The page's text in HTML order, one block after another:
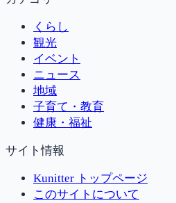
くらし
観光
イベント
ニュース
地域
子育て・教育
健康・福祉
サイト情報
Kunitter トップページ
このサイトについて